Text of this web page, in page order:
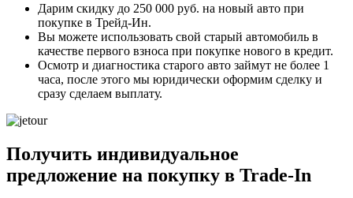
Дарим скидку до 250 000 руб. на новый авто при
покупке в Трейд-Ин.
Вы можете использовать свой старый автомобиль в
качестве первого взноса при покупке нового в кредит.
Осмотр и диагностика старого авто займут не более 1
часа, после этого мы юридически оформим сделку и
сразу сделаем выплату.
Получить индивидуальное
предложение на покупку в Trade-In